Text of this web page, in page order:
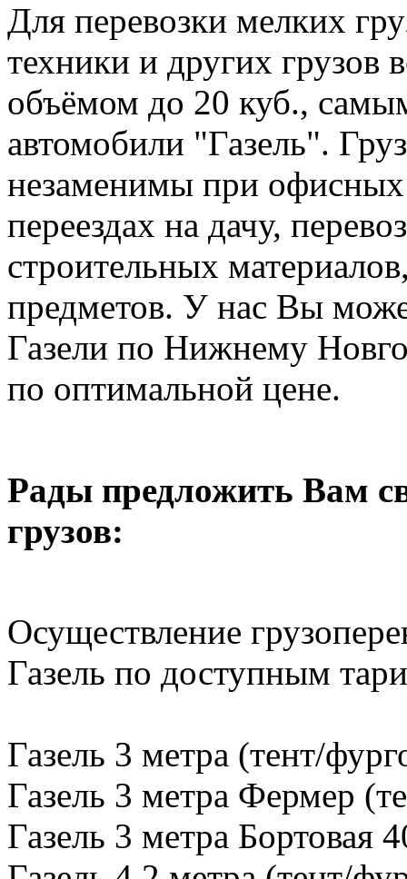
Для перевозки мелких
техники и других
объёмом до 20 куб.,
автомобили "Газель".
незаменимы при офисных
переездах на дачу,
строительных
предметов. У нас Вы
Газели по Нижнему
по оптимальной цене.
Рады предложить Вам
грузов:
Осуществление
Газель по доступным
Газель 3 метра (тент/
Газель 3 метра Фермер
Газель 3 метра Бортовая